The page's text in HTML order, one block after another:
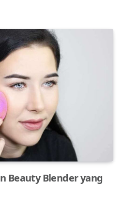
Beauty Blender yang